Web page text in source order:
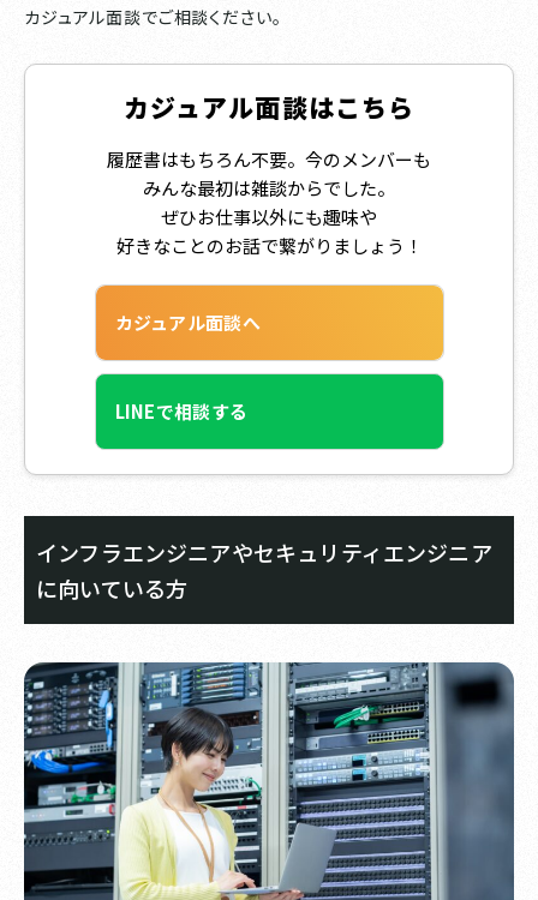
カジュアル面談でご相談ください。
カジュアル面談はこちら
履歴書はもちろん不要。今のメンバーも
みんな最初は雑談からでした。
ぜひお仕事以外にも趣味や
好きなことのお話で繋がりましょう！
カジュアル面談へ
LINEで相談する
インフラエンジニアやセキュリティエンジニア
に向いている方